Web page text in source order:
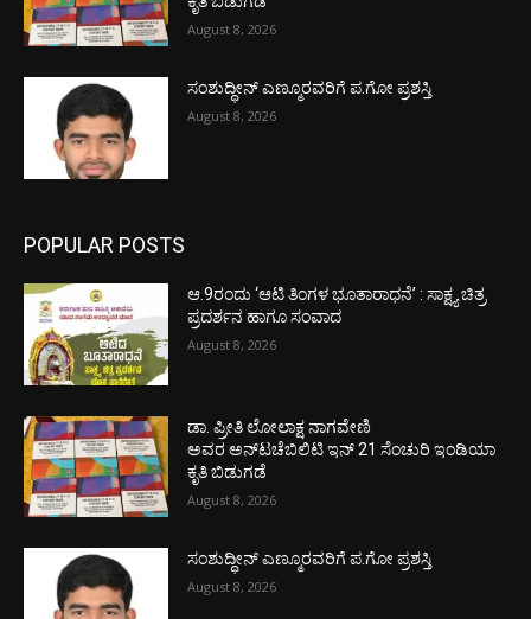
August 8, 2026
ಸಂಶುದ್ಧೀನ್ ಎಣ್ಮೂರವರಿಗೆ ಪ.ಗೋ ಪ್ರಶಸ್ತಿ
August 8, 2026
POPULAR POSTS
ಆ.9ರಂದು ‘ಆಟಿ ತಿಂಗಳ ಭೂತಾರಾಧನೆ’ : ಸಾಕ್ಷ್ಯ ಚಿತ್ರ
ಪ್ರದರ್ಶನ ಹಾಗೂ ಸಂವಾದ
August 8, 2026
ಡಾ. ಪ್ರೀತಿ ಲೋಲಾಕ್ಷ ನಾಗವೇಣಿ
ಅವರ ಅನ್‌ಟಚೆಬಿಲಿಟಿ ಇನ್ 21 ಸೆಂಚುರಿ ಇಂಡಿಯಾ
ಕೃತಿ ಬಿಡುಗಡೆ
August 8, 2026
ಸಂಶುದ್ಧೀನ್ ಎಣ್ಮೂರವರಿಗೆ ಪ.ಗೋ ಪ್ರಶಸ್ತಿ
August 8, 2026